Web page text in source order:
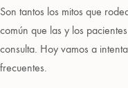
Son tantos los mitos que
común que las y los
consulta. Hoy vamos a
frecuentes.